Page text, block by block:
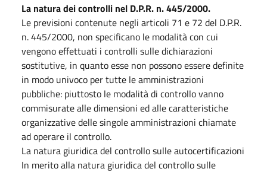
La natura dei controlli nel D.P.R. n. 445/2000.
Le previsioni contenute negli articoli 71 e 72 del D.P.R.
n. 445/2000, non specificano le modalità con cui
vengono effettuati i controlli sulle dichiarazioni
sostitutive, in quanto esse non possono essere definite
in modo univoco per tutte le amministrazioni
pubbliche: piuttosto le modalità di controllo vanno
commisurate alle dimensioni ed alle caratteristiche
organizzative delle singole amministrazioni chiamate
ad operare il controllo.
La natura giuridica del controllo sulle autocertificazioni
In merito alla natura giuridica del controllo sulle